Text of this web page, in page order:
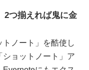
つ揃えれば鬼に金
ノート」を酷使し
ョットノート」ア